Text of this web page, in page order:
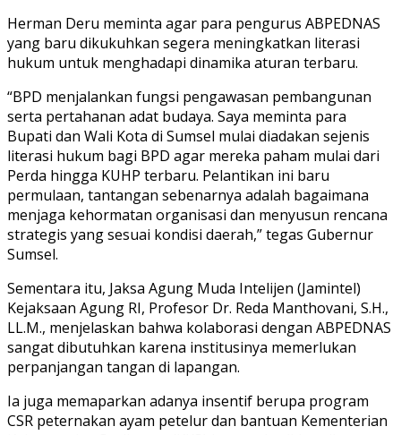
Herman Deru meminta agar para pengurus ABPEDNAS
yang baru dikukuhkan segera meningkatkan literasi
hukum untuk menghadapi dinamika aturan terbaru.
“BPD menjalankan fungsi pengawasan pembangunan
serta pertahanan adat budaya. Saya meminta para
Bupati dan Wali Kota di Sumsel mulai diadakan sejenis
literasi hukum bagi BPD agar mereka paham mulai dari
Perda hingga KUHP terbaru. Pelantikan ini baru
permulaan, tantangan sebenarnya adalah bagaimana
menjaga kehormatan organisasi dan menyusun rencana
strategis yang sesuai kondisi daerah,” tegas Gubernur
Sumsel.
Sementara itu, Jaksa Agung Muda Intelijen (Jamintel)
Kejaksaan Agung RI, Profesor Dr. Reda Manthovani, S.H.,
LL.M., menjelaskan bahwa kolaborasi dengan ABPEDNAS
sangat dibutuhkan karena institusinya memerlukan
perpanjangan tangan di lapangan.
Ia juga memaparkan adanya insentif berupa program
CSR peternakan ayam petelur dan bantuan Kementerian